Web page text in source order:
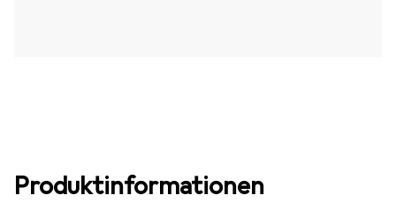
Produktinformationen